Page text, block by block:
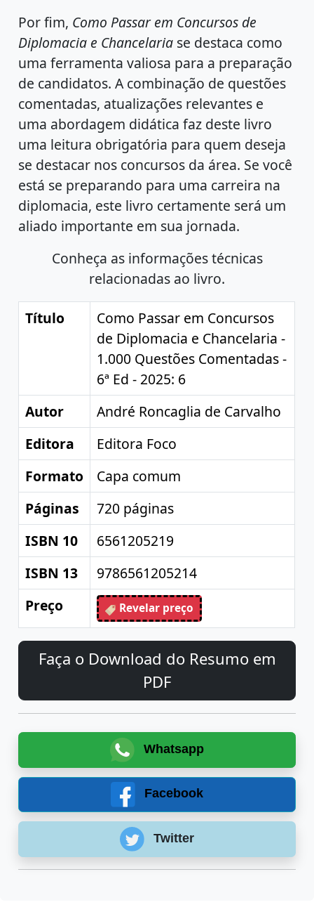
Por fim, Como Passar em Concursos de
Diplomacia e Chancelaria se destaca como
uma ferramenta valiosa para a preparação
de candidatos. A combinação de questões
comentadas, atualizações relevantes e
uma abordagem didática faz deste livro
uma leitura obrigatória para quem deseja
se destacar nos concursos da área. Se você
está se preparando para uma carreira na
diplomacia, este livro certamente será um
aliado importante em sua jornada.
Conheça as informações técnicas
relacionadas ao livro.
Título
Como Passar em Concursos
de Diplomacia e Chancelaria -
1.000 Questões Comentadas -
6ª Ed - 2025: 6
Autor
André Roncaglia de Carvalho
Editora
Editora Foco
Formato
Capa comum
Páginas
720 páginas
ISBN 10
6561205219
ISBN 13
9786561205214
Preço
Revelar preço
Faça o Download do Resumo em
PDF
Whatsapp
Facebook
Twitter